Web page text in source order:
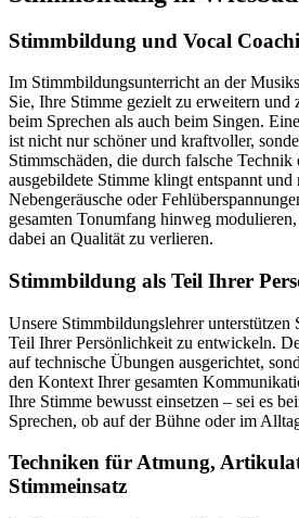
Stimmbildung und Vocal
Im Stimmbildungsunterricht an der
Sie, Ihre Stimme gezielt zu erweitern und
beim Sprechen als auch beim Singen.
ist nicht nur schöner und kraftvoller,
Stimmschäden, die durch falsche Technik
ausgebildete Stimme klingt entspannt und
Nebengeräusche oder
gesamten Tonumfang hinweg
dabei an Qualität zu verlieren.
Stimmbildung als Teil Ihrer
Unsere Stimmbildungslehrer unterstützen
Teil Ihrer Persönlichkeit zu entwickeln.
auf technische Übungen ausgerichtet,
den Kontext Ihrer gesamten
Ihre Stimme bewusst einsetzen – sei es
Sprechen, ob auf der Bühne oder im
Techniken für Atmung,
Stimmeinsatz